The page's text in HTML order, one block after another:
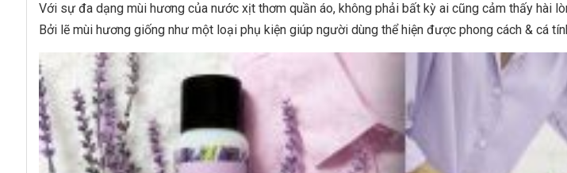
Với sự đa dạng mùi hương của nước xịt thơm quần áo, không phải bất kỳ ai cũng cảm thấy hài
Bởi lẽ mùi hương giống như một loại phụ kiện giúp người dùng thể hiện được phong cách & cá